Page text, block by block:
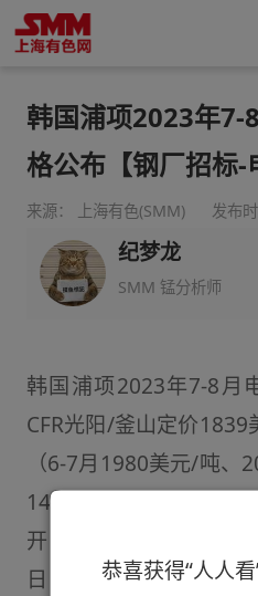
韩国浦项2023年7-
格公布【钢厂招标-
来源： 上海有色(SMM) 发布
纪梦龙
SMM 锰分析师
韩国浦项2023年7-8月
CFR光阳/釜山定价
（6-7月1980美元/吨、
141美元/吨、161美元/
开，要求交货期(提单
日前，如产品在内陆
恭喜获得“人人